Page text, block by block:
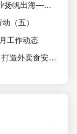
识产权风险排查专项行动
（五）
工作动态
卖食安治理样板